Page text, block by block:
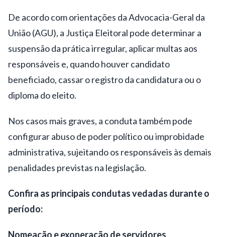
De acordo com orientações da Advocacia-Geral da
União (AGU), a Justiça Eleitoral pode determinar a
suspensão da prática irregular, aplicar multas aos
responsáveis e, quando houver candidato
beneficiado, cassar o registro da candidatura ou o
diploma do eleito.
Nos casos mais graves, a conduta também pode
configurar abuso de poder político ou improbidade
administrativa, sujeitando os responsáveis às demais
penalidades previstas na legislação.
Confira as principais condutas vedadas durante o
período:
Nomeação e exoneração de servidores